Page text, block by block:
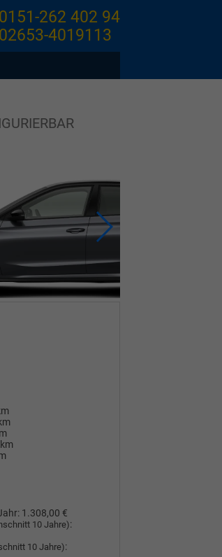
0151-262 402 94
02653-4019113
1.308,00 €
10 Jahre):
10 Jahre):